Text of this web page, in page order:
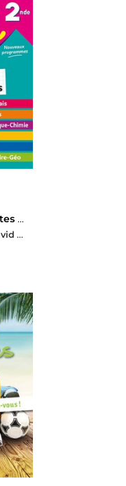
Objectif Bac : Toutes Les Matieres ; 2de ; Fiches Detachables Tout-en-un
Philippe Ropital-David Mourey-Carole Ansellem